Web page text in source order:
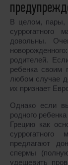
В целом, пары,
суррогатного
довольны.
родителей.
ребенка своим
любом случае
их признает
Однако если
родного
Грецию как
предлагают
спермы
удешевить